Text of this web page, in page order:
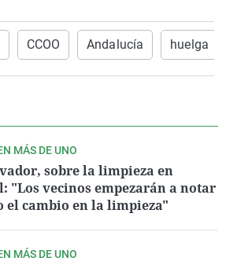
CCOO Andalucía huelga
MÁS DE UNO
sobre la limpieza en
"Los vecinos empezarán a notar
el cambio en la limpieza"
MÁS DE UNO